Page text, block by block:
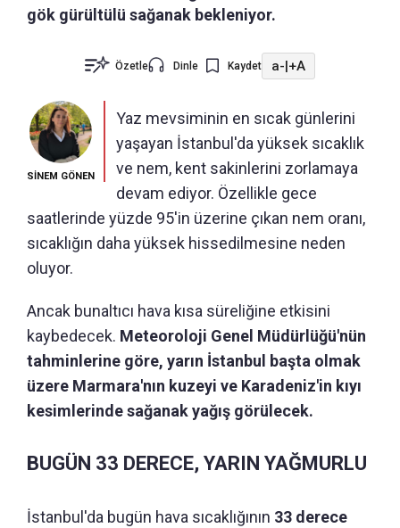
gök gürültülü sağanak bekleniyor.
Özetle Dinle Kaydet a-|+A
SİNEM GÖNEN
Yaz mevsiminin en sıcak günlerini
yaşayan İstanbul'da yüksek sıcaklık
ve nem, kent sakinlerini zorlamaya
devam ediyor. Özellikle gece
saatlerinde yüzde 95'in üzerine çıkan nem oranı,
sıcaklığın daha yüksek hissedilmesine neden
oluyor.
Ancak bunaltıcı hava kısa süreliğine etkisini
kaybedecek. Meteoroloji Genel Müdürlüğü'nün
tahminlerine göre, yarın İstanbul başta olmak
üzere Marmara'nın kuzeyi ve Karadeniz'in kıyı
kesimlerinde sağanak yağış görülecek.
BUGÜN 33 DERECE, YARIN YAĞMURLU
İstanbul'da bugün hava sıcaklığının 33 derece